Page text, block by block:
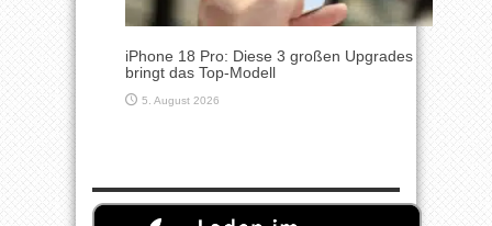
iPhone 18 Pro: Diese 3 großen Upgrades
bringt das Top-Modell
5. August 2026